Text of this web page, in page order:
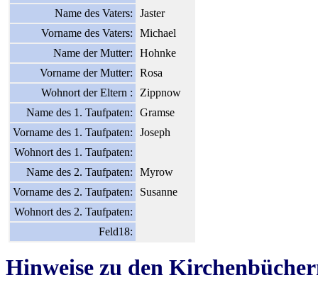
Name des Vaters:
Jaster
Vorname des Vaters:
Michael
Name der Mutter:
Hohnke
Vorname der Mutter:
Rosa
Wohnort der Eltern :
Zippnow
Name des 1. Taufpaten:
Gramse
Vorname des 1. Taufpaten:
Joseph
Wohnort des 1. Taufpaten:
Name des 2. Taufpaten:
Myrow
Vorname des 2. Taufpaten:
Susanne
Wohnort des 2. Taufpaten:
Feld18:
Hinweise zu den